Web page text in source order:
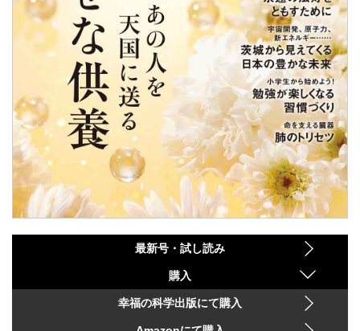
最新号・試し読み
購入
幸福の科学出版にて購入